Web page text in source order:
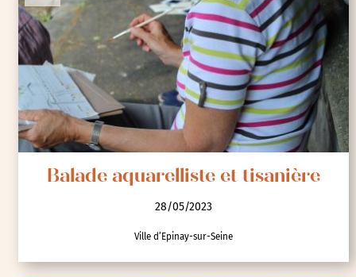
Balade aquarelliste et tisanière
28/05/2023
Ville d’Epinay-sur-Seine